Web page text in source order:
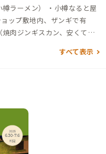
りますのでご活用くださ
「小樽C邸」→「小樽築港
ラーメン） ・小樽なると屋
ップ敷地内、ザンギで有
肉ジンギスカン、安くて美
べる絶品水餃子） ・らーめ
（スーパー・パン屋・ドラ
ソン小樽新光一丁目店：徒
すべて表示